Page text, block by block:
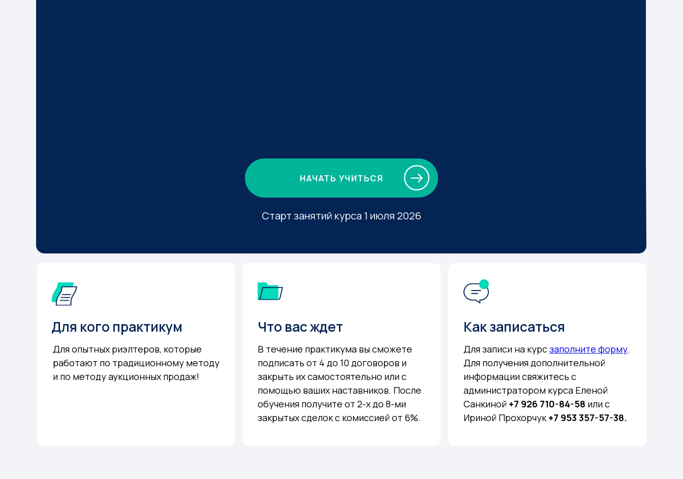
Для опытных риэлтеров, которые
работают по традиционному методу
и по методу аукционных продаж!
В течение практикума вы сможете
подписать от 4 до 10 договоров и
закрыть их самостоятельно или с
помощью ваших наставников. После
обучения получите от 2-х до 8-ми
закрытых сделок с комиссией от 6%.
Что вас ждет
Для записи на курсзаполните форму.
Для получения дополнительной
информации свяжитесь с
администратором курса Еленой
Санкиной +7 926 710-84-58 или с
Ириной Прохорчук+7 953 357-57-38.
Для кого практикум Как записаться
Старт занятий курса 1 июля 2026
НАЧАТЬ УЧИТЬСЯ